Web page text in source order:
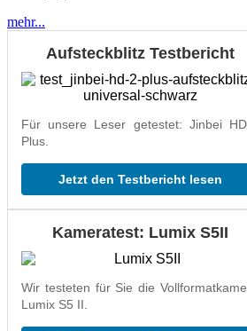
mehr...
Aufsteckblitz Testbericht
Für unsere Leser getestet: Jinbei
Plus.
Jetzt den Testbericht lesen
Kameratest: Lumix S5II
Wir testeten für Sie die
Lumix S5 II.